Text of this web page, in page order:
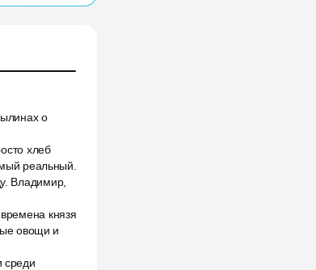
о
хлеб
реальный.
Владимир,
князя
овощи и
среди